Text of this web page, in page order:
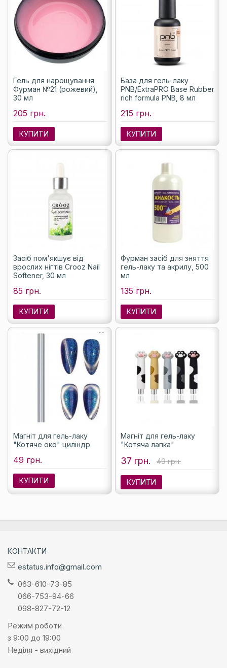
Гель для нарощування
Фурман №21 (рожевий),
30 мл
205 грн.
КУПИТИ
База для гель-лаку
PNB/ExtraPRO Base Rubber
rich formula PNB, 8 мл
215 грн.
КУПИТИ
Засіб пом'якшує від
врослих нігтів Crooz Nail
Softener, 30 мл
85 грн.
КУПИТИ
Фурман засіб для зняття
гель-лаку та акрилу, 500
мл
135 грн.
КУПИТИ
Магніт для гель-лаку
"Котяче око" циліндр
49 грн.
КУПИТИ
Магніт для гель-лаку
"Котяча лапка"
37 грн. 49 грн.
КУПИТИ
КОНТАКТИ
estatus.info@gmail.com
063-610-73-85
066-753-94-66
098-827-72-12
Режим роботи
з 9:00 до 19:00
Неділя - вихідний